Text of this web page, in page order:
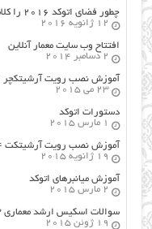
چطور فضای اتوکد ۲۰۱۶ را کلاسیک کنیم؟
12 ژانویه 2016
افتتاح وب سایت معمار آنلاین
2 دسامبر 2014
آموزش نصب رویت آرشیتکچر ۲۰۱۶
23 می 2015
دستورات اتوکد
1 مارس 2015
آموزش نصب رویت آرشیتکت ۲۰۱۴
19 ژانویه 2015
آموزش میانبرهای اتوکد
2 مارس 2015
سوالات اسکیس ارشد معماری ۹۳
19 ژوئن 2015